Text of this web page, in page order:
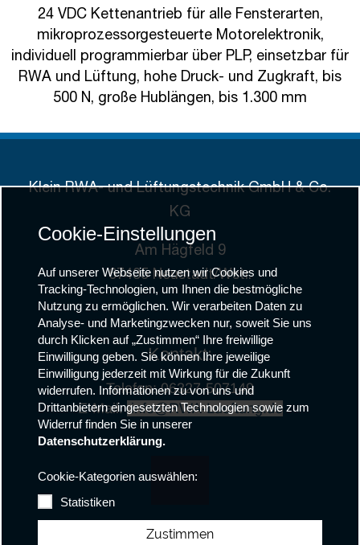
24 VDC Kettenantrieb für alle Fensterarten,
mikroprozessorgesteuerte Motorelektronik,
individuell programmierbar über PLP, einsetzbar für
RWA und Lüftung, hohe Druck- und Zugkraft, bis
500 N, große Hublängen, bis 1.300 mm
Klein RWA- und Lüftungstechnik GmbH & Co.
KG
Am Hägfeld 9
67435 Neustadt/Wstr.
Kontakt:
Telefon: 06327-507149
E-Mail:info@RWA-Lueftung.de
Mitglied des
Cookie-Einstellungen
Auf unserer Webseite nutzen wir Cookies und
Tracking-Technologien, um Ihnen die bestmögliche
Nutzung zu ermöglichen. Wir verarbeiten Daten zu
Analyse- und Marketingzwecken nur, soweit Sie uns
durch Klicken auf „Zustimmen“ Ihre freiwillige
Einwilligung geben. Sie können Ihre jeweilige
Einwilligung jederzeit mit Wirkung für die Zukunft
widerrufen. Informationen zu von uns und
Drittanbietern eingesetzten Technologien sowie zum
Widerruf finden Sie in unserer
Datenschutzerklärung.
Cookie-Kategorien auswählen:
Statistiken
Zustimmen